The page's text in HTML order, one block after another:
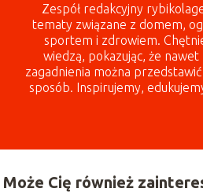
Zespół redakcyjny
tematy związane z domem,
sportem i zdrowiem.
wiedzą, pokazując, że nawet
zagadnienia można
sposób. Inspirujemy,
Może Cię również